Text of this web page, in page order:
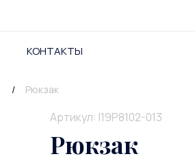
КОНТАКТЫ
/ Рюкзак
Артикул: I19P8102-013
Рюкзак